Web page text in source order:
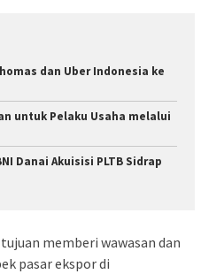
dan Uber Indonesia ke
untuk Pelaku Usaha melalui
Danai Akuisisi PLTB Sidrap
memberi wawasan dan
pasar ekspor di